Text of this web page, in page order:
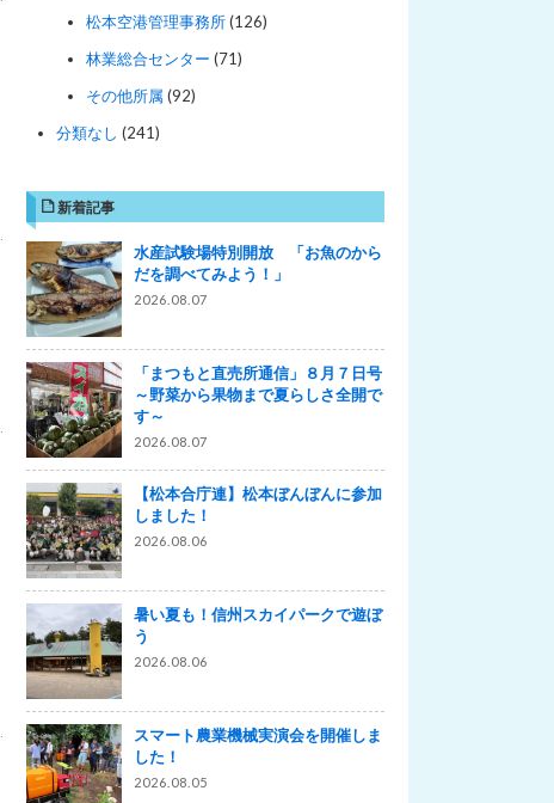
松本空港管理事務所(126)
林業総合センター (71)
その他所属(92)
分類なし (241)
新着記事
水産試験場特別開放 「お魚のから
だを調べてみよう！」
2026.08.07
「まつもと直売所通信」８月７日号
～野菜から果物まで夏らしさ全開で
す～
2026.08.07
【松本合庁連】松本ぼんぼんに参加
しました！
2026.08.06
暑い夏も！信州スカイパークで遊ぼ
う
2026.08.06
スマート農業機械実演会を開催しま
した！
2026.08.05